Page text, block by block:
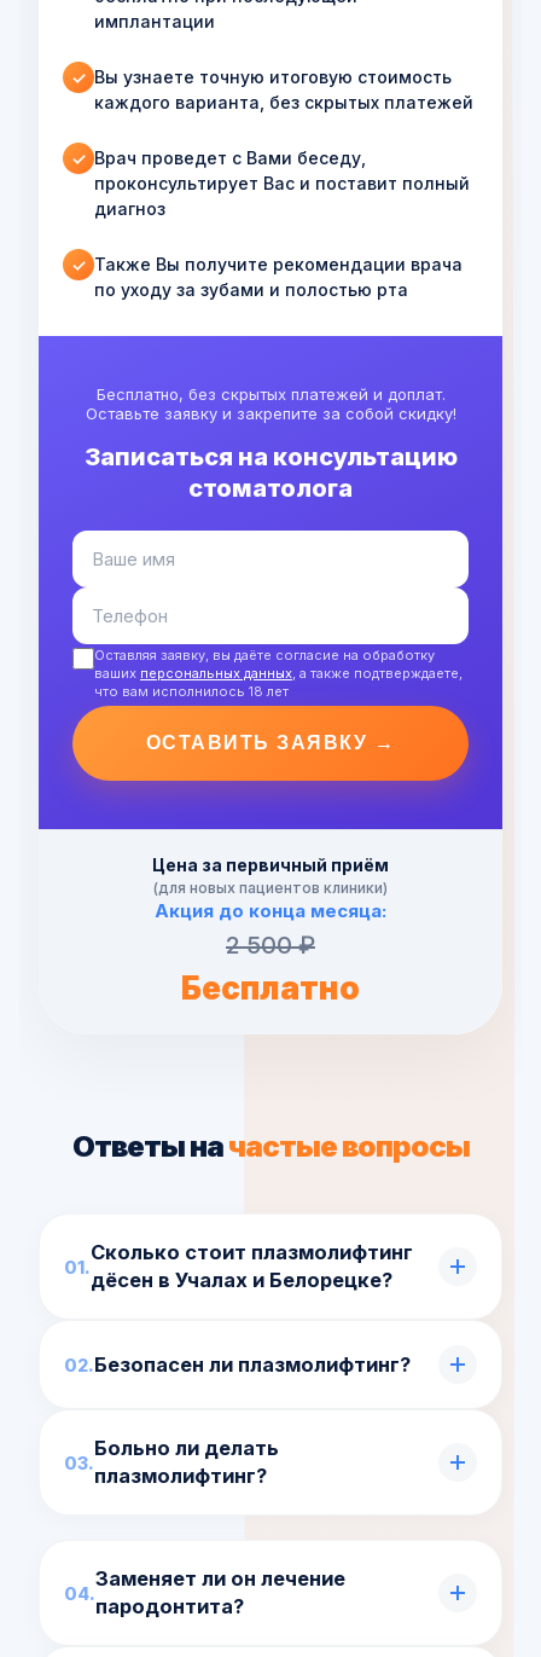
имплантации
✓ Вы узнаете точную итоговую стоимость
каждого варианта, без скрытых платежей
✓ Врач проведет с Вами беседу,
проконсультирует Вас и поставит полный
диагноз
✓ Также Вы получите рекомендации врача
по уходу за зубами и полостью рта
Бесплатно, без скрытых платежей и доплат.
Оставьте заявку и закрепите за собой скидку!
Записаться на консультацию
стоматолога
Оставляя заявку, вы даёте согласие на обработку
ваших персональных данных, а также подтверждаете,
что вам исполнилось 18 лет
ОСТАВИТЬ ЗАЯВКУ →
Цена за первичный приём
(для новых пациентов клиники)
Акция до конца месяца:
2 500 ₽
Бесплатно
Ответы начастые вопросы
Сколько стоит плазмолифтинг
дёсен в Учалах и Белорецке?
нужен курс. Точную сумму врач назовёт
Безопасен ли плазмолифтинг?
пациента, поэтому нет риска отторжения
и аллергии.
Больно ли делать
плазмолифтинг?
дискомфорт минимален.
Заменяет ли он лечение
пародонтита?